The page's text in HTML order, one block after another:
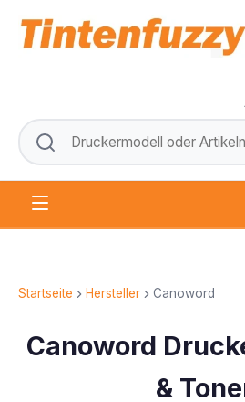
Startseite Hersteller Canoword
Canoword
&